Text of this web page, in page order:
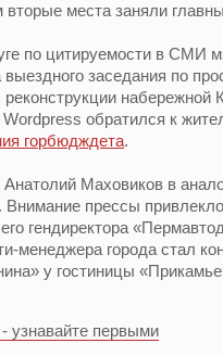
вторые места заняли
по цитируемости в СМИ
выездного заседания по
набережной
обратился к
горбюдждета.
Маховиков в
Внимание прессы
гендиректора
менеджера города стал
у гостиницы
узнавайте первыми